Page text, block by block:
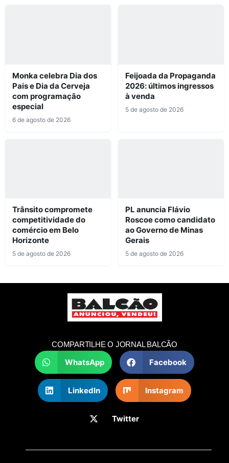
Monka celebra Dia dos
Pais e Dia da Cerveja
com programação
especial
6 de agosto de 2026
Feijoada da Propaganda
2026: últimos ingressos
à venda
5 de agosto de 2026
Trânsito compromete
competitividade do
comércio em Belo
Horizonte
5 de agosto de 2026
PL anuncia Flávio
Roscoe como candidato
ao Governo de Minas
Gerais
5 de agosto de 2026
COMPARTILHE O JORNAL BALCÃO
WhatsApp Facebook
LinkedIn Instagram
Twitter